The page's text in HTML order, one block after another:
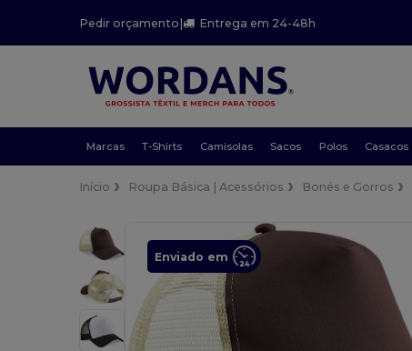
Pedir orçamento| Entrega em 24-48h
Marcas T-Shirts Camisolas Sacos Polos Casacos
Início Roupa Básica | Acessórios Bonés e Gorros
Enviado em